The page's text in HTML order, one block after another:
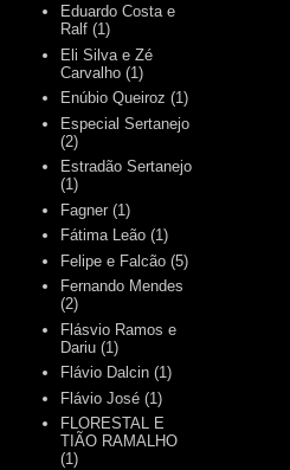
Eduardo Costa e
Ralf (1)
Eli Silva e Zé
Carvalho (1)
Enúbio Queiroz (1)
Especial Sertanejo
(2)
Estradão Sertanejo
(1)
Fagner (1)
Fátima Leão (1)
Felipe e Falcão (5)
Fernando Mendes
(2)
Flásvio Ramos e
Dariu (1)
Flávio Dalcin (1)
Flávio José (1)
FLORESTAL E
TIÃO RAMALHO
(1)